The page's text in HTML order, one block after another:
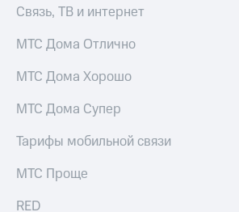
Связь, ТВ и интернет
МТС Дома Отлично
МТС Дома Хорошо
МТС Дома Супер
Тарифы мобильной связи
МТС Проще
RED